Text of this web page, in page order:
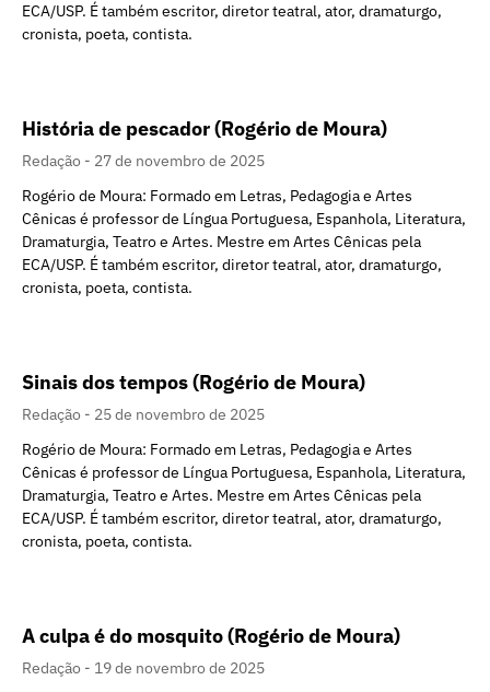
ECA/USP. É também escritor, diretor teatral, ator, dramaturgo,
cronista, poeta, contista.
História de pescador (Rogério de Moura)
Redação
27 de novembro de 2025
Rogério de Moura: Formado em Letras, Pedagogia e Artes
Cênicas é professor de Língua Portuguesa, Espanhola, Literatura,
Dramaturgia, Teatro e Artes. Mestre em Artes Cênicas pela
ECA/USP. É também escritor, diretor teatral, ator, dramaturgo,
cronista, poeta, contista.
Sinais dos tempos (Rogério de Moura)
Redação
25 de novembro de 2025
Rogério de Moura: Formado em Letras, Pedagogia e Artes
Cênicas é professor de Língua Portuguesa, Espanhola, Literatura,
Dramaturgia, Teatro e Artes. Mestre em Artes Cênicas pela
ECA/USP. É também escritor, diretor teatral, ator, dramaturgo,
cronista, poeta, contista.
A culpa é do mosquito (Rogério de Moura)
Redação
19 de novembro de 2025